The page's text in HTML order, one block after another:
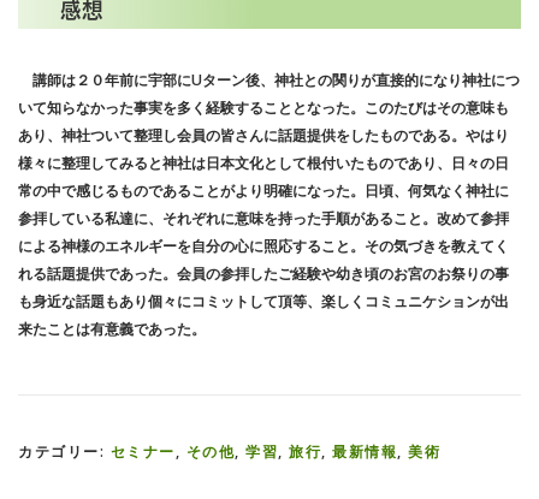
感想
講師は２０年前に宇部にUターン後、神社との関りが直接的になり神社につ
いて知らなかった事実を多く経験することとなった。このたびはその意味も
あり、神社ついて整理し会員の皆さんに話題提供をしたものである。やはり
様々に整理してみると神社は日本文化として根付いたものであり、日々の日
常の中で感じるものであることがより明確になった。日頃、何気なく神社に
参拝している私達に、それぞれに意味を持った手順があること。改めて参拝
による神様のエネルギーを自分の心に照応すること。その気づきを教えてく
れる話題提供であった。会員の参拝したご経験や幼き頃のお宮のお祭りの事
も身近な話題もあり個々にコミットして頂等、楽しくコミュニケションが出
来たことは有意義であった。
カテゴリー: セミナー, その他, 学習, 旅行, 最新情報, 美術